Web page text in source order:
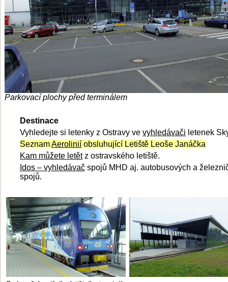
Parkovací plochy před terminálem
Destinace
Vyhledejte si letenky z Ostravy ve vyhledávači letenek
SeznamAerolinií obsluhující Letiště Leoše Janáčka
Kam můžete letětz ostravského letiště.
Idos – vyhledávač spojů MHD aj. autobusových a
spojů.